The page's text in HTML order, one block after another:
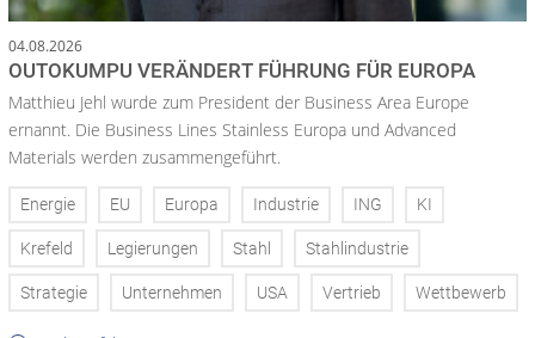
04.08.2026
OUTOKUMPU VERÄNDERT FÜHRUNG FÜR EUROPA
Matthieu Jehl wurde zum President der Business Area Europe
ernannt. Die Business Lines Stainless Europa und Advanced
Materials werden zusammengeführt.
Energie EU Europa Industrie ING KI
Krefeld Legierungen Stahl Stahlindustrie
Strategie Unternehmen USA Vertrieb Wettbewerb